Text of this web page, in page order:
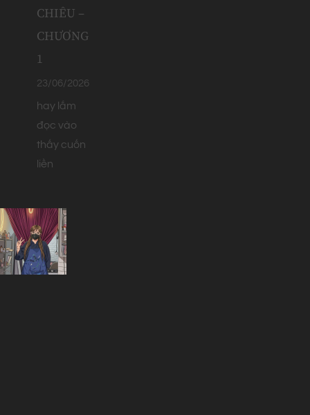
CHIÊU –
CHƯƠNG
1
23/06/2026
hay lắm
đọc vào
thấy cuốn
liền